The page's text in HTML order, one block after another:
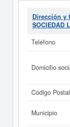
Dirección y
SOCIEDAD
Teléfono
Domicilio
Código Postal
Municipio